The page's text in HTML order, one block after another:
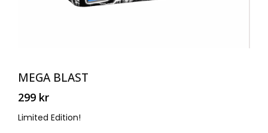
MEGA BLAST
299 kr
Limited Edition!